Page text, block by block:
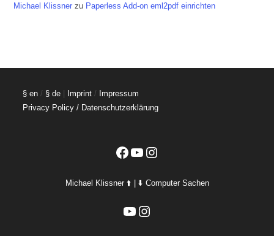
Michael Klissner zu Paperless Add-on eml2pdf einrichten
§ en / § de Imprint / Impressum
Privacy Policy / Datenschutzerklärung
Facebook
YouTubeInstagram
Michael Klissner ⬆️ | ⬇️ Computer Sachen
YouTubeInstagram